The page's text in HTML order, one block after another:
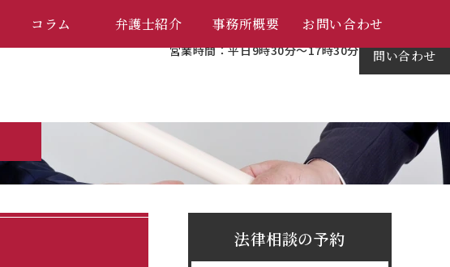
042-705-4112
営業時間：平日9時30分～17時30分
問い合わせ
コラム 弁護士紹介 事務所概要 お問い合わせ
法律相談の予約